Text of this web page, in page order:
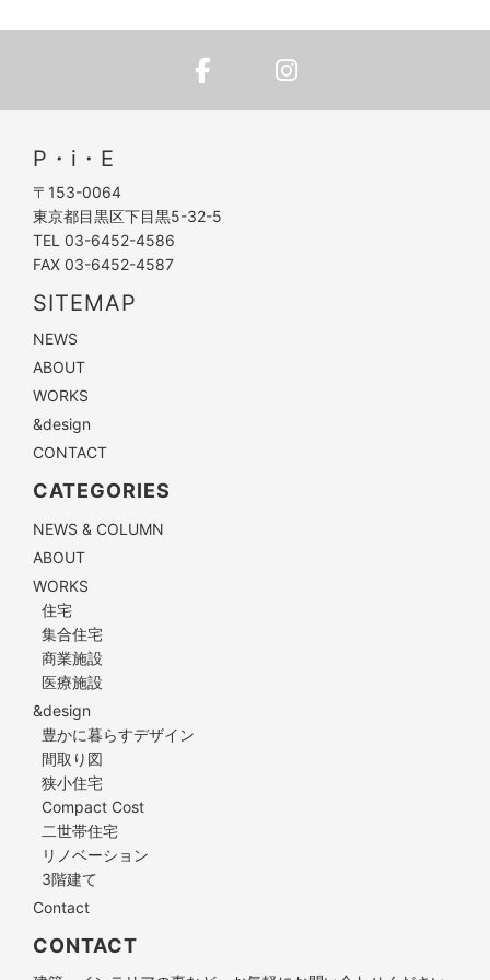
P・i・E
〒153-0064
東京都目黒区下目黒5-32-5
TEL 03-6452-4586
FAX 03-6452-4587
SITEMAP
NEWS
ABOUT
WORKS
&design
CONTACT
CATEGORIES
NEWS & COLUMN
ABOUT
WORKS
住宅
集合住宅
商業施設
医療施設
&design
豊かに暮らすデザイン
間取り図
狭小住宅
Compact Cost
二世帯住宅
リノベーション
3階建て
Contact
CONTACT